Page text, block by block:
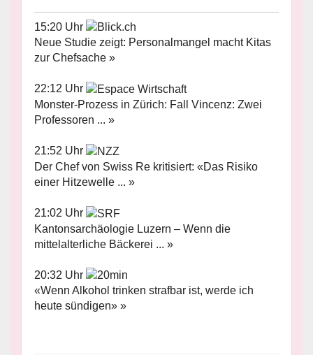
15:20 Uhr
Neue Studie zeigt: Personalmangel macht Kitas
zur Chefsache »
22:12 Uhr
Monster-Prozess in Zürich: Fall Vincenz: Zwei
Professoren ... »
21:52 Uhr
Der Chef von Swiss Re kritisiert: «Das Risiko
einer Hitzewelle ... »
21:02 Uhr
Kantonsarchäologie Luzern – Wenn die
mittelalterliche Bäckerei ... »
20:32 Uhr
«Wenn Alkohol trinken strafbar ist, werde ich
heute sündigen» »